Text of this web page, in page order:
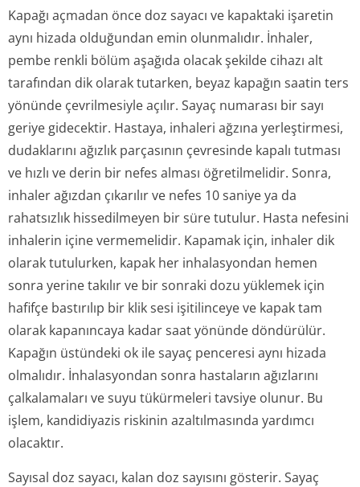
Kapağı açmadan önce doz sayacı ve kapaktaki işaretin
aynı hizada olduğundan emin olunmalıdır. İnhaler,
pembe renkli bölüm aşağıda olacak şekilde cihazı alt
tarafından dik olarak tutarken, beyaz kapağın saatin ters
yönünde çevrilmesiyle açılır. Sayaç numarası bir sayı
geriye gidecektir. Hastaya, inhaleri ağzına yerleştirmesi,
dudaklarını ağızlık parçasının çevresinde kapalı tutması
ve hızlı ve derin bir nefes alması öğretilmelidir. Sonra,
inhaler ağızdan çıkarılır ve nefes 10 saniye ya da
rahatsızlık hissedilmeyen bir süre tutulur. Hasta nefesini
inhalerin içine vermemelidir. Kapamak için, inhaler dik
olarak tutulurken, kapak her inhalasyondan hemen
sonra yerine takılır ve bir sonraki dozu yüklemek için
hafifçe bastırılıp bir klik sesi işitilinceye ve kapak tam
olarak kapanıncaya kadar saat yönünde döndürülür.
Kapağın üstündeki ok ile sayaç penceresi aynı hizada
olmalıdır. İnhalasyondan sonra hastaların ağızlarını
çalkalamaları ve suyu tükürmeleri tavsiye olunur. Bu
işlem, kandidiyazis riskinin azaltılmasında yardımcı
olacaktır.
Sayısal doz sayacı, kalan doz sayısını gösterir. Sayaç